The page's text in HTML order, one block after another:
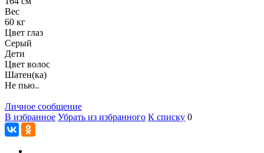
Вес
60 кг
Цвет глаз
Серый
Дети
Цвет волос
Шатен(ка)
Не пью..
Личное сообщение
В избранное Убрать из избранного К списку 0